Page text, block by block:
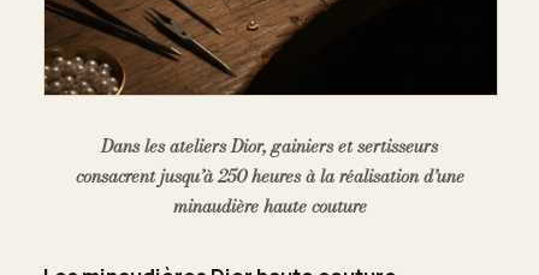
Dans les ateliers Dior, gainiers et sertisseurs
consacrent jusqu’à 250 heures à la réalisation d’une
minaudière haute couture